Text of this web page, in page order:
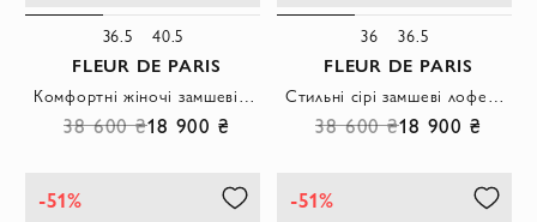
36.5 40.5
FLEUR DE PARIS
Комфортні жіночі замшеві лофери світло-блакитного кольору
38 600 ₴18 900 ₴
36 36.5
FLEUR DE PARIS
Стильні сірі замшеві лофери з підвіскою та закругленим носком
38 600 ₴18 900 ₴
-51% -51%